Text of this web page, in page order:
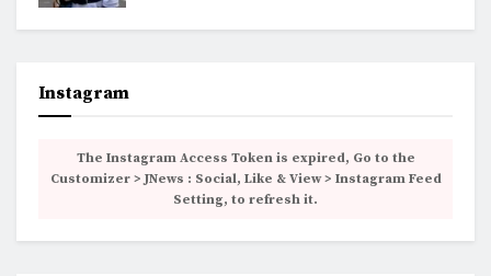
Instagram
The Instagram Access Token is expired, Go to the
Customizer > JNews : Social, Like & View > Instagram Feed
Setting, to refresh it.